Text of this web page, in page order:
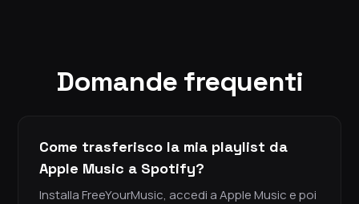
Domande frequenti
Come trasferisco la mia playlist da
Apple Music a Spotify?
Installa FreeYourMusic, accedi a Apple Music e poi